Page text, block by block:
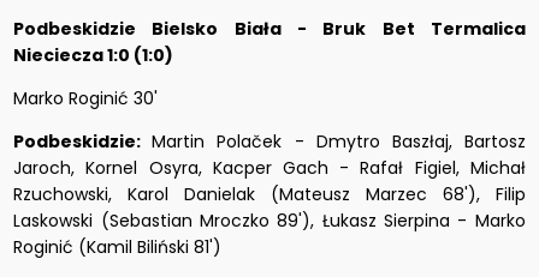
Podbeskidzie Bielsko Biała - Bruk Bet Termalica
Nieciecza 1:0 (1:0)
Marko Roginić 30'
Podbeskidzie:Martin Polaček - Dmytro Baszłaj, Bartosz
Jaroch, Kornel Osyra, Kacper Gach - Rafał Figiel, Michał
Rzuchowski, Karol Danielak (Mateusz Marzec 68'), Filip
Laskowski (Sebastian Mroczko 89'), Łukasz Sierpina - Marko
Roginić (Kamil Biliński 81')